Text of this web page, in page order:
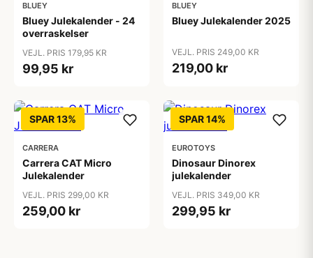
BLUEY
Bluey Julekalender - 24
overraskelser
VEJL. PRIS 179,95 KR
99,95 kr
BLUEY
Bluey Julekalender 2025
VEJL. PRIS 249,00 KR
219,00 kr
SPAR 13%
CARRERA
Carrera CAT Micro
Julekalender
VEJL. PRIS 299,00 KR
259,00 kr
SPAR 14%
EUROTOYS
Dinosaur Dinorex
julekalender
VEJL. PRIS 349,00 KR
299,95 kr